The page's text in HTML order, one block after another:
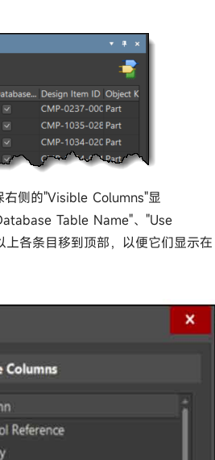
侧的"Visible Columns"显
Table Name"、"Use
各条目移到顶部，以便它们显示在